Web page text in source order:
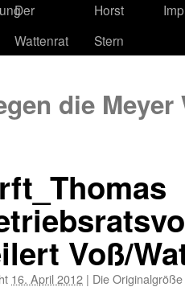
Der
Wattenrat
Horst
Stern
die
Voß/
16. April 2012 | Die